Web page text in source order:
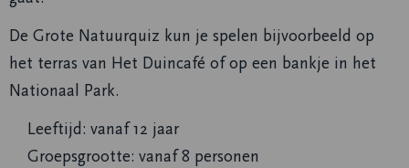
De Grote Natuurquiz kun je spelen bijvoorbeeld op
het terras van Het Duincafé of op een bankje in het
Nationaal Park.
Leeftijd: vanaf 12 jaar
Groepsgrootte: vanaf 8 personen